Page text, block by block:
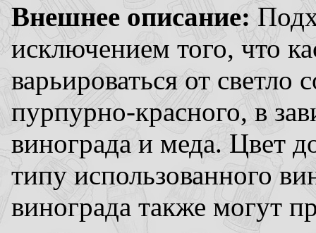
Внешнее описание:
исключением того, что
варьироваться от светло
пурпурно-красного, в
винограда и меда. Цвет
типу использованного
винограда также могут